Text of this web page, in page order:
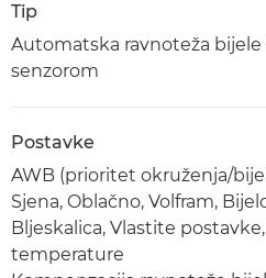
Tip
Automatska ravnoteža
senzorom
Postavke
AWB (prioritet okruženja/
Sjena, Oblačno, Volfram,
Bljeskalica, Vlastite
temperature